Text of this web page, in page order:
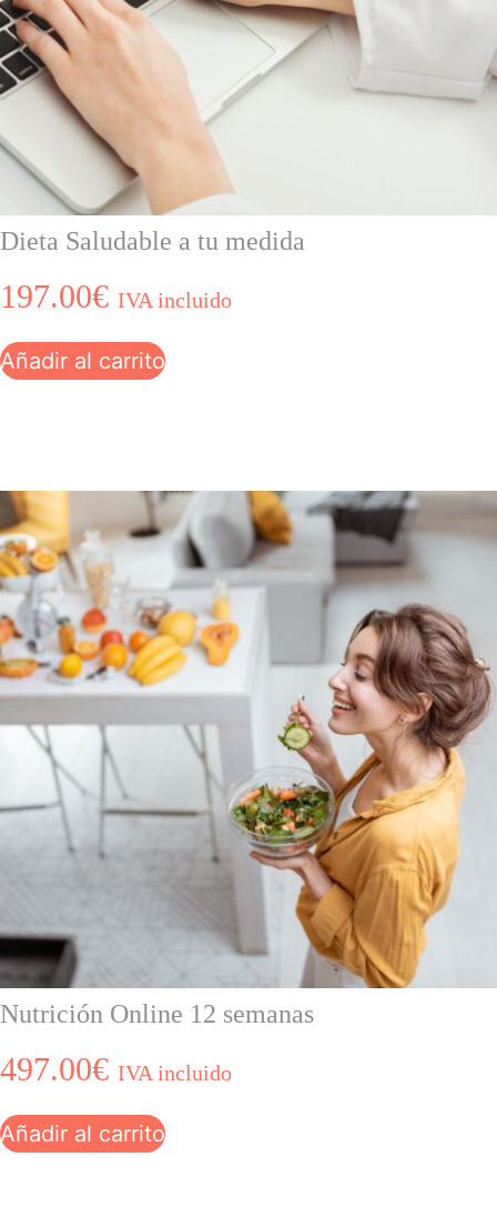
Dieta Saludable a tu medida
197.00€ IVA incluido
Añadir al carrito
Nutrición Online 12 semanas
497.00€ IVA incluido
Añadir al carrito